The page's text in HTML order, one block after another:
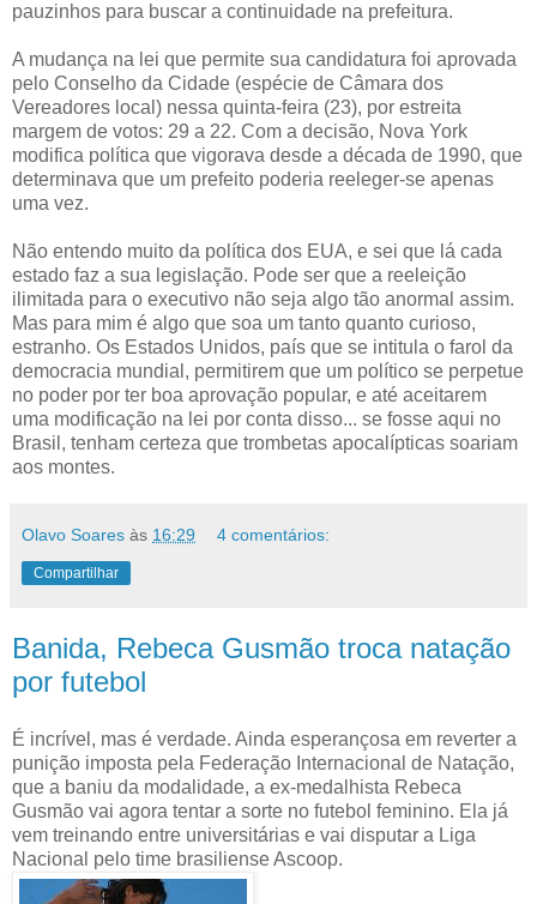
pauzinhos para buscar a continuidade na prefeitura.
A mudança na lei que permite sua candidatura foi aprovada
pelo Conselho da Cidade (espécie de Câmara dos
Vereadores local) nessa quinta-feira (23), por estreita
margem de votos: 29 a 22. Com a decisão, Nova York
modifica política que vigorava desde a década de 1990, que
determinava que um prefeito poderia reeleger-se apenas
uma vez.
Não entendo muito da política dos EUA, e sei que lá cada
estado faz a sua legislação. Pode ser que a reeleição
ilimitada para o executivo não seja algo tão anormal assim.
Mas para mim é algo que soa um tanto quanto curioso,
estranho. Os Estados Unidos, país que se intitula o farol da
democracia mundial, permitirem que um político se perpetue
no poder por ter boa aprovação popular, e até aceitarem
uma modificação na lei por conta disso... se fosse aqui no
Brasil, tenham certeza que trombetas apocalípticas soariam
aos montes.
Olavo Soares às 16:29 4 comentários:
Compartilhar
Banida, Rebeca Gusmão troca natação
por futebol
É incrível, mas é verdade. Ainda esperançosa em reverter a
punição imposta pela Federação Internacional de Natação,
que a baniu da modalidade, a ex-medalhista Rebeca
Gusmão vai agora tentar a sorte no futebol feminino. Ela já
vem treinando entre universitárias e vai disputar a Liga
Nacional pelo time brasiliense Ascoop.